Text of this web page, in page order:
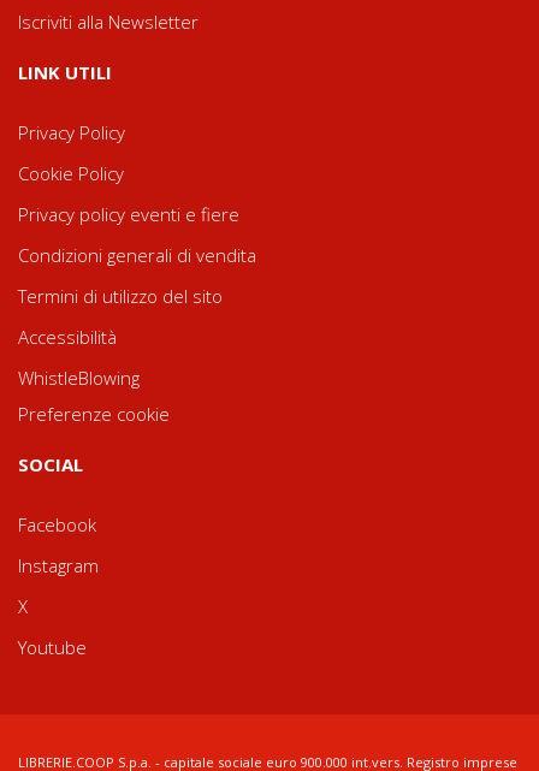
Iscriviti alla Newsletter
LINK UTILI
Privacy Policy
Cookie Policy
Privacy policy eventi e fiere
Condizioni generali di vendita
Termini di utilizzo del sito
Accessibilità
WhistleBlowing
Preferenze cookie
SOCIAL
Facebook
Instagram
X
Youtube
LIBRERIE.COOP S.p.a. - capitale sociale euro 900.000 int.vers. Registro imprese